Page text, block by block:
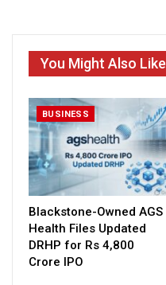
You Might Also Like
BUSINESS
Blackstone-Owned AGS
Health Files Updated
DRHP for Rs 4,800
Crore IPO